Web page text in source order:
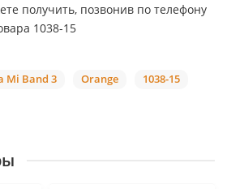
получить, позвонив по телефону
1038-15
Mi Band 3 Orange
1038-15